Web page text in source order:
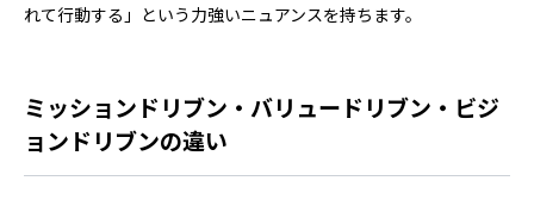
れて行動する」という力強いニュアンスを持ちます。
ミッションドリブン・バリュードリブン・ビジ
ョンドリブンの違い